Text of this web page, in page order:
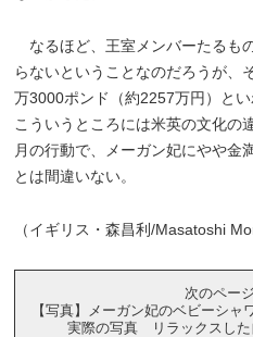
なるほど、王室メンバーたるも
らないということなのだろうが、
万3000ポンド（約2257万円）と
こういうところには米英の文化の
月の行動で、メーガン妃にやや金
とは間違いない。
（イギリス・森昌利/Masatoshi
次のペー
【写真】メーガン妃のベビーシ
実際の写真 リラックスした